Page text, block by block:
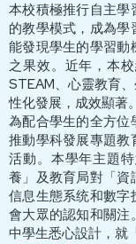
本校積極推行自主學
的教學模式，成為
能發現學生的學習
之果效。近年，本
STEAM、心靈教育
性化發展，成效顯著。
為配合學生的全方位
推動學科發展專題
活動。本學年主題
養」及教育局對「
信息生態系统和數
會大眾的認知和關注
中學生悉心設計，就